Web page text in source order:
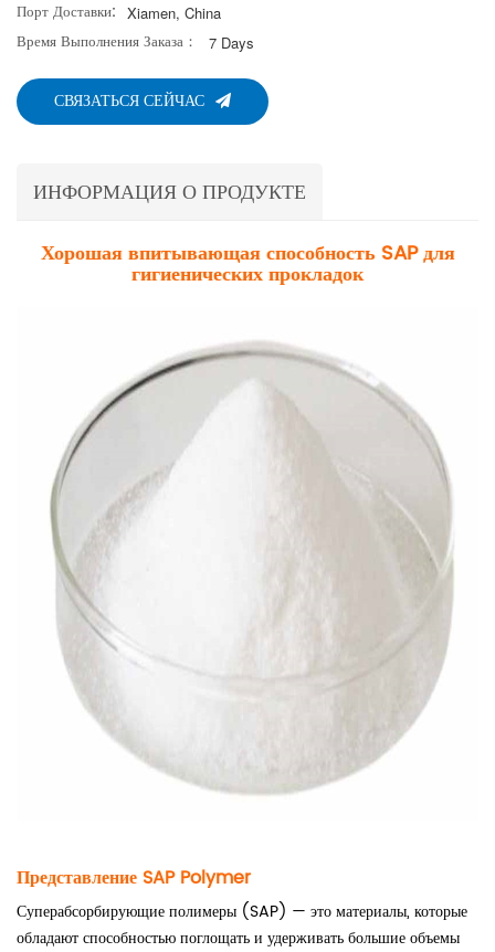
Порт Доставки: Xiamen, China
Время Выполнения Заказа： 7 Days
СВЯЗАТЬСЯ СЕЙЧАС
ИНФОРМАЦИЯ О ПРОДУКТЕ
Хорошая впитывающая способность SAP для
гигиенических прокладок
Представление SAP Polymer
Суперабсорбирующие полимеры (SAP) — это материалы, которые
обладают способностью поглощать и удерживать большие объемы